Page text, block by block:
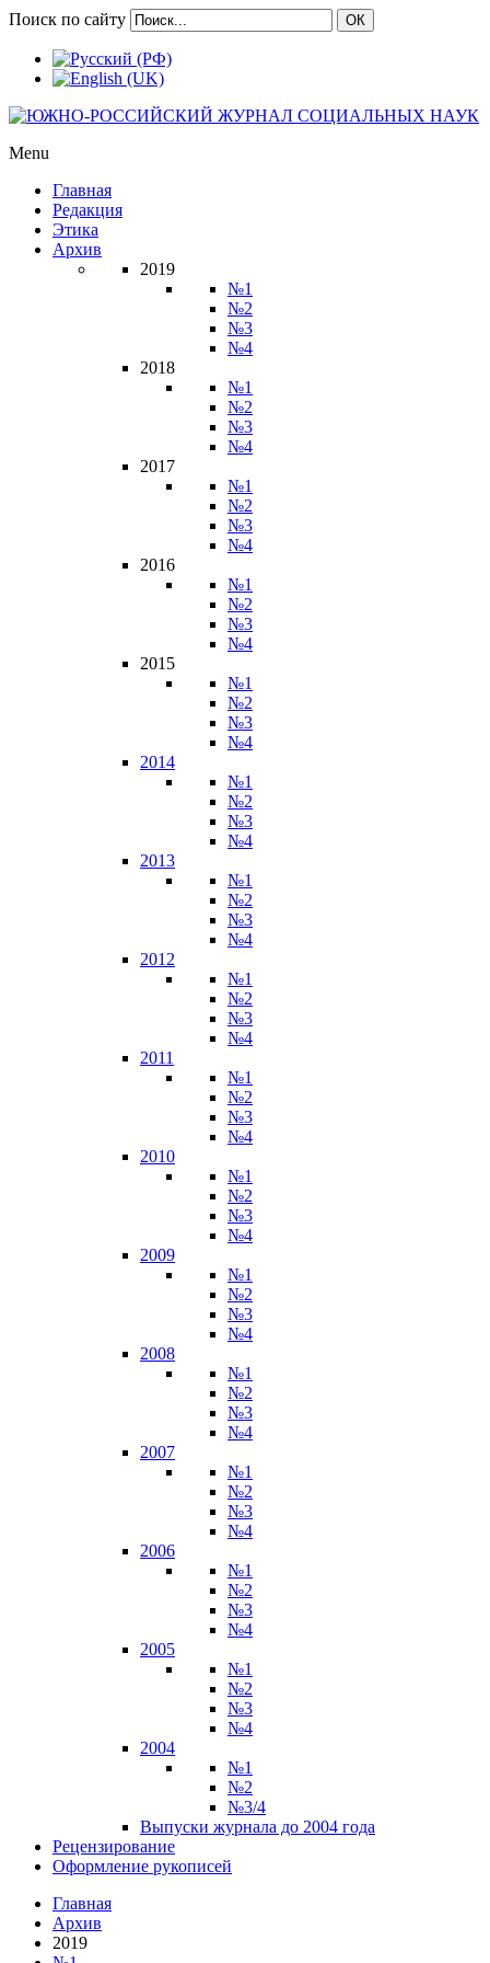
Поиск по сайту ОК
Menu
Главная
Редакция
Этика
Архив
2019
№1
№2
№3
№4
2018
№1
№2
№3
№4
2017
№1
№2
№3
№4
2016
№1
№2
№3
№4
2015
№1
№2
№3
№4
2014
№1
№2
№3
№4
2013
№1
№2
№3
№4
2012
№1
№2
№3
№4
2011
№1
№2
№3
№4
2010
№1
№2
№3
№4
2009
№1
№2
№3
№4
2008
№1
№2
№3
№4
2007
№1
№2
№3
№4
2006
№1
№2
№3
№4
2005
№1
№2
№3
№4
2004
№1
№2
№3/4
Выпуски журнала до 2004 года
Рецензирование
Оформление рукописей
Главная
Архив
2019